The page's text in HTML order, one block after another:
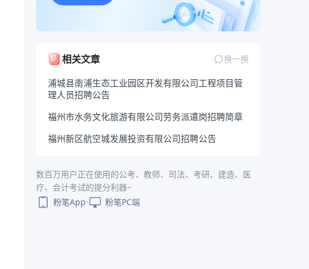
相关文章 换一换
浦城县南浦生态工业园区开发有限公司工程项目管
理人员招聘公告
福州市水务文化旅游有限公司劳务派遣岗招聘简章
福州新区航空城发展投资有限公司招聘公告
数百万用户正在使用的公考、教师、司法、考研、建造、医
疗、会计考试的提分利器~
粉笔App
粉笔PC端